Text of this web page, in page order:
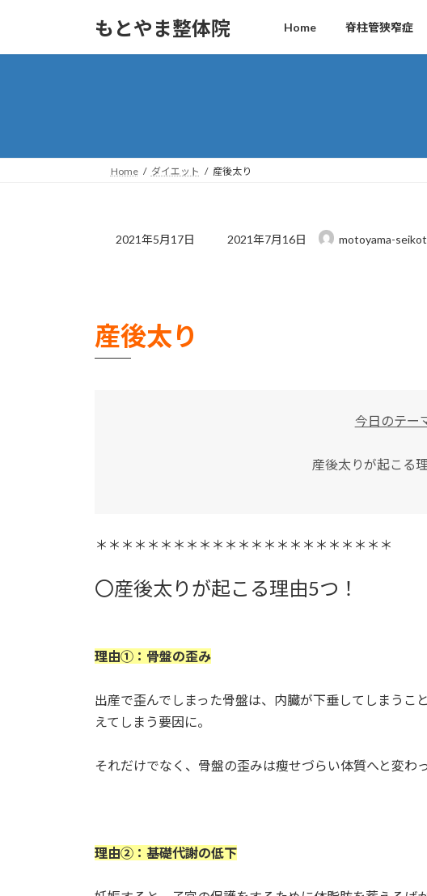
もとやま整体院 Home 脊柱管狭窄症
Home ダイエット 産後太り
2021年5月17日
最
2021年7月16日 motoyama-
産後太り
今日のテー
産後太りが起こる
＊＊＊＊＊＊＊＊＊＊＊＊＊＊＊＊＊＊＊＊＊＊＊
〇産後太りが起こる理由5つ！
理由①：骨盤の歪み
出産で歪んでしまった骨盤は、内臓が下垂してしまうこ
えてしまう要因に。
それだけでなく、骨盤の歪みは瘦せづらい体質へと変わ
理由②：基礎代謝の低下